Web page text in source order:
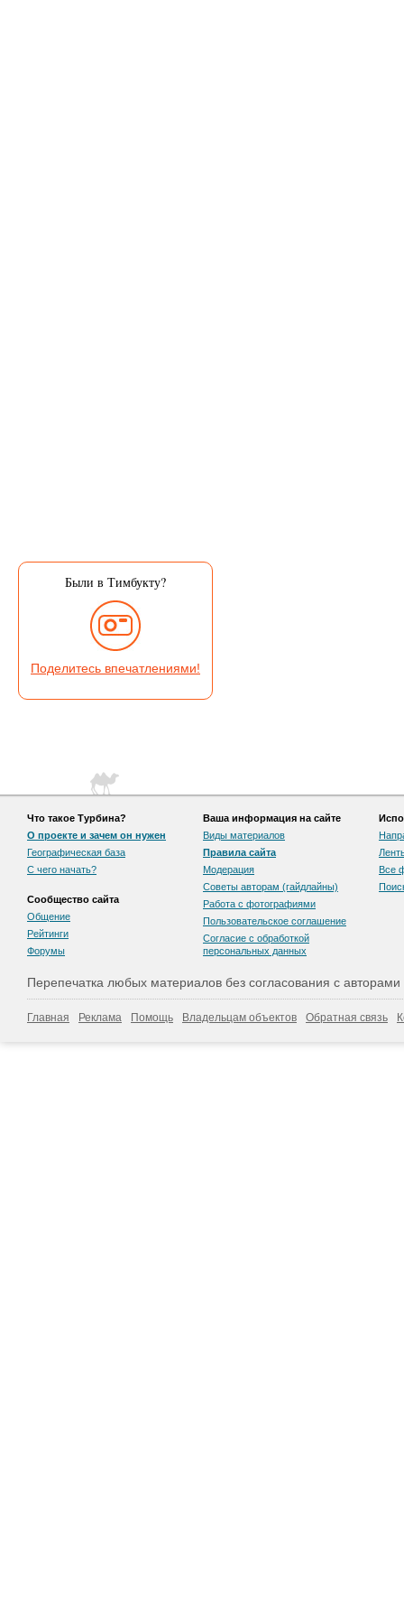
Были в Тимбукту?
Поделитесь впечатлениями!
Что такое Турбина?
О проекте и зачем он нужен
Географическая база
С чего начать?
Сообщество сайта
Общение
Рейтинги
Форумы
Ваша информация на сайте
Виды материалов
Правила сайта
Модерация
Советы авторам (гайдлайны)
Работа с фотографиями
Пользовательскоe соглашение
Согласие с обработкой
персональных данных
Все
Перепечатка любых материалов без согласования с
Главная Реклама Помощь Владельцам объектов Обратная связь